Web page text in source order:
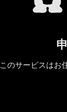
このサービスはお